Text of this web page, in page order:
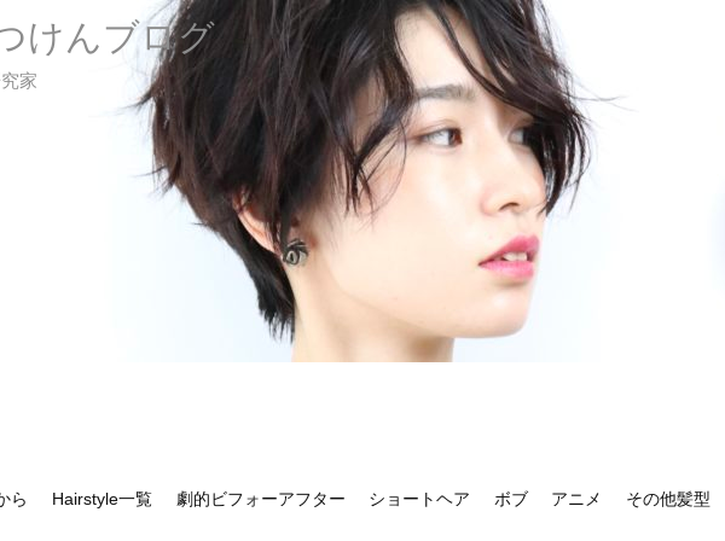
けんブログ
家
ら Hairstyle一覧 劇的ビフォーアフター ショートヘア ボブ アニメ その他髪型